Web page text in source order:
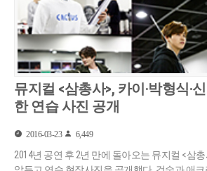
뮤지컬 <삼총사>, 카이·박형식·
한 연습 사진 공개
2016-03-23 6,449
2014년 공연 후 2년 만에 돌아오는 뮤지컬 <삼